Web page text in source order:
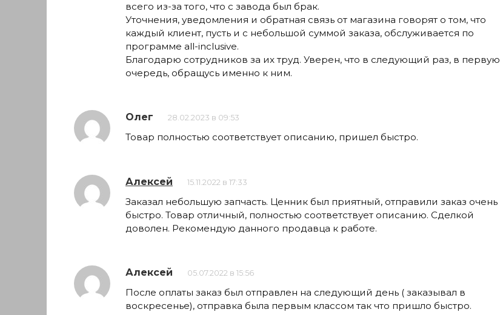
всего из-за того, что с завода был брак.
Уточнения, уведомления и обратная связь от магазина говорят о том, что
каждый клиент, пусть и с небольшой суммой заказа, обслуживается по
программе all-inclusive.
Благодарю сотрудников за их труд. Уверен, что в следующий раз, в первую
очередь, обращусь именно к ним.
Олег 28.02.2023 в 09:53
Товар полностью соответствует описанию, пришел быстро.
Алексей 15.11.2022 в 17:33
Заказал небольшую запчасть. Ценник был приятный, отправили заказ очень
быстро. Товар отличный, полностью соответствует описанию. Сделкой
доволен. Рекомендую данного продавца к работе.
Алексей 05.07.2022 в 15:56
После оплаты заказ был отправлен на следующий день ( заказывал в
воскресенье), отправка была первым классом так что пришло быстро.